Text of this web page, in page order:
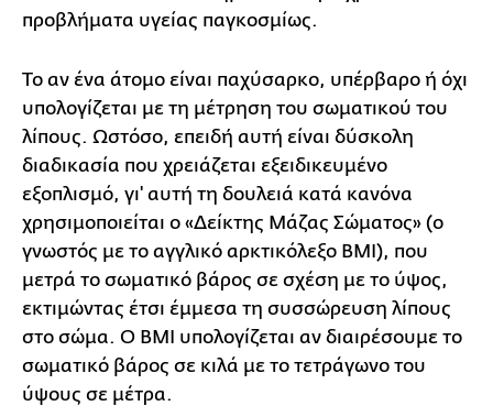
προβλήματα υγείας παγκοσμίως.
Το αν ένα άτομο είναι παχύσαρκο, υπέρβαρο ή όχι
υπολογίζεται με τη μέτρηση του σωματικού του
λίπους. Ωστόσο, επειδή αυτή είναι δύσκολη
διαδικασία που χρειάζεται εξειδικευμένο
εξοπλισμό, γι' αυτή τη δουλειά κατά κανόνα
χρησιμοποιείται ο «Δείκτης Μάζας Σώματος» (o
γνωστός με το αγγλικό αρκτικόλεξο BMI), που
μετρά το σωματικό βάρος σε σχέση με το ύψος,
εκτιμώντας έτσι έμμεσα τη συσσώρευση λίπους
στο σώμα. Ο BMI υπολογίζεται αν διαιρέσουμε το
σωματικό βάρος σε κιλά με το τετράγωνο του
ύψους σε μέτρα.